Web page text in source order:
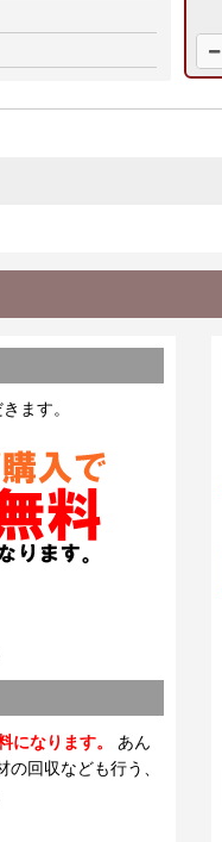
ます。
になります。
あん
回収なども行う、